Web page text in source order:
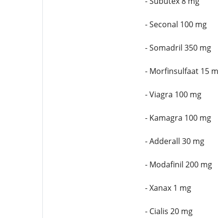
- Seconal 100 mg
- Somadril 350 mg
- Morfinsulfaat 15
- Viagra 100 mg
- Kamagra 100 mg
- Adderall 30 mg
- Modafinil 200 mg
- Xanax 1 mg
- Cialis 20 mg